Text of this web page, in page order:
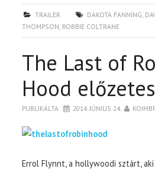
TRAILER DAKOTA FANNING,
THOMPSON, ROBBIE COLTRANE
The Last of
Hood előzetes
PUBLIKÁLTA 2014. JÚNIUS 24.
Errol Flynnt, a hollywoodi sztárt,